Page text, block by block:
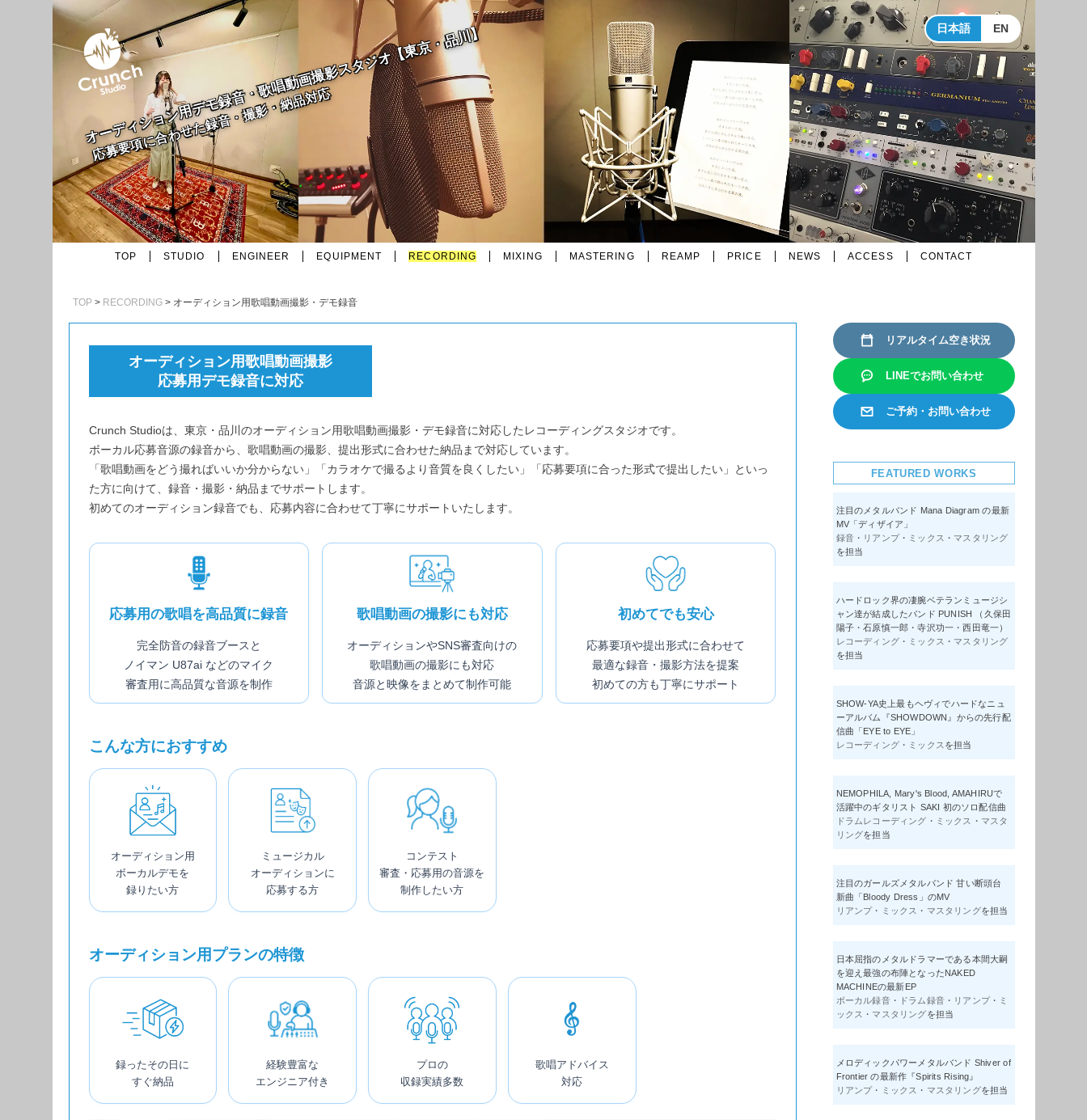
オーディション用デモ録音・歌唱動画撮影スタジオ【東京・品川】
応募要項に合わせた録音・撮影・納品対応
日本語 EN
TOP STUDIO ENGINEER EQUIPMENT RECORDING MIXING MASTERING REAMP PRICE NEWS ACCESS CONTACT
TOP RECORDING オーディション用歌唱動画撮影・デモ録音
オーディション用歌唱動画撮影
応募用デモ録音に対応
Crunch Studioは、東京・品川のオーディション用歌唱動画撮影・デモ録音に対応したレコーディングスタジオです。
ボーカル応募音源の録音から、歌唱動画の撮影、提出形式に合わせた納品まで対応しています。
「歌唱動画をどう撮ればいいか分からない」「カラオケで撮るより音質を良くしたい」「応募要項に合った形式で提出したい」といっ
た方に向けて、録音・撮影・納品までサポートします。
初めてのオーディション録音でも、応募内容に合わせて丁寧にサポートいたします。
応募用の歌唱を高品質に録音
完全防音の録音ブースと
ノイマン U87ai などのマイク
審査用に高品質な音源を制作
歌唱動画の撮影にも対応
オーディションやSNS審査向けの
歌唱動画の撮影にも対応
音源と映像をまとめて制作可能
初めてでも安心
応募要項や提出形式に合わせて
最適な録音・撮影方法を提案
初めての方も丁寧にサポート
こんな方におすすめ
オーディション用
ボーカルデモを
録りたい方
ミュージカル
オーディションに
応募する方
コンテスト
審査・応募用の音源を
制作したい方
オーディション用プランの特徴
録ったその日に
すぐ納品
経験豊富な
エンジニア付き
プロの
収録実績多数
歌唱アドバイス
対応
リアルタイム空き状況
LINEでお問い合わせ
ご予約・お問い合わせ
FEATURED WORKS
注目のメタルバンド Mana Diagram の最新
MV「ディザイア」
録音・ リアンプ・ ミックス ・ マスタリング
を担当
ハードロック界の凄腕ベテランミュージシ
ャン達が結成したバンド PUNISH （久保田
陽子・石原慎一郎・寺沢功一・西田竜一）
レコーディング・ ミックス ・ マスタリング
を担当
SHOW-YA史上最もヘヴィでハードなニュ
ーアルバム『SHOWDOWN』からの先行配
信曲「EYE to EYE」
レコーディング・ ミックス を担当
NEMOPHILA, Mary's Blood, AMAHIRUで
活躍中のギタリスト SAKI 初のソロ配信曲
ドラムレコーディング ・ ミックス ・ マスタ
リングを担当
注目のガールズメタルバンド 甘い断頭台
新曲「Bloody Dress」のMV
リアンプ・ ミックス ・ マスタリングを担当
日本屈指のメタルドラマーである本間大嗣
を迎え最強の布陣となったNAKED
MACHINEの最新EP
ボーカル録音・ ドラム録音 ・ リアンプ・ ミ
ックス ・ マスタリングを担当
メロディックパワーメタルバンド Shiver of
Frontier の最新作『Spirits Rising』
リアンプ・ ミックス ・ マスタリングを担当